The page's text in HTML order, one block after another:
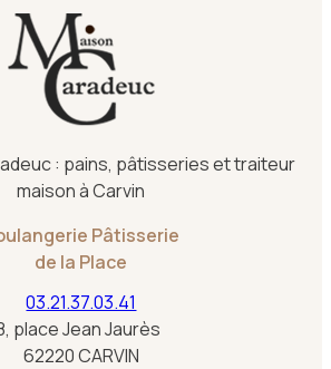
: pains, pâtisseries et traiteur
maison à Carvin
Pâtisserie
de la Place
03.21.37.03.41
place Jean Jaurès
62220 CARVIN